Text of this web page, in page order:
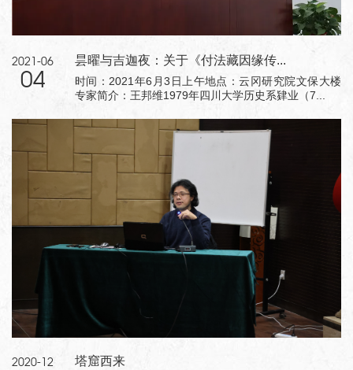
昙曜与吉迦夜：关于《付法藏因缘传...
时间：2021年6月3日上午地点：云冈研究院文保大楼
专家简介：王邦维1979年四川大学历史系肄业（7...
2021-06
04
塔窟西来
2020-12